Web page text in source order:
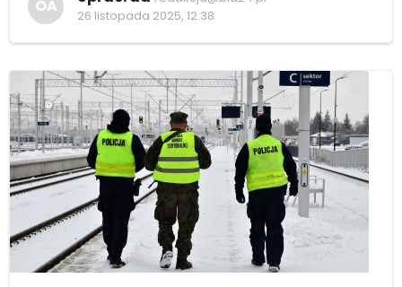
OA
26 listopada 2025, 12:38